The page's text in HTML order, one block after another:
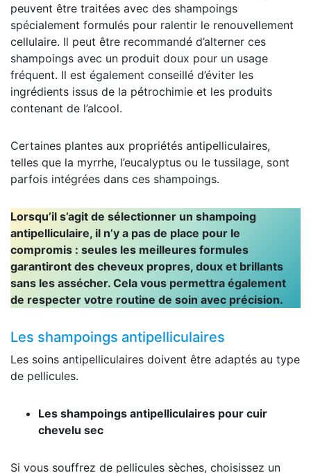
peuvent être traitées avec des shampoings
spécialement formulés pour ralentir le renouvellement
cellulaire. Il peut être recommandé d’alterner ces
shampoings avec un produit doux pour un usage
fréquent. Il est également conseillé d’éviter les
ingrédients issus de la pétrochimie et les produits
contenant de l’alcool.
Certaines plantes aux propriétés antipelliculaires,
telles que la myrrhe, l’eucalyptus ou le tussilage, sont
parfois intégrées dans ces shampoings.
Lorsqu’il s’agit de sélectionner un shampoing
antipelliculaire, il n’y a pas de place pour le
compromis : seules les meilleures formules
garantiront des cheveux propres, doux et brillants
sans les assécher. Cela vous permettra également
de respecter votre routine de soin avec précision.
Les shampoings antipelliculaires
Les soins antipelliculaires doivent être adaptés au type
de pellicules.
Les shampoings antipelliculaires pour cuir
chevelu sec
Si vous souffrez de pellicules sèches, choisissez un